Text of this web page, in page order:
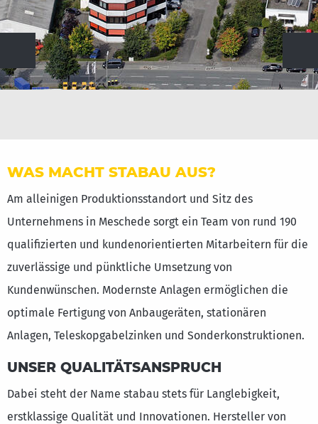
Vorherige Weiter
WAS MACHT STABAU AUS?
Am alleinigen Produktionsstandort und Sitz des
Unternehmens in Meschede sorgt ein Team von rund 190
qualifizierten und kundenorientierten Mitarbeitern für die
zuverlässige und pünktliche Umsetzung von
Kundenwünschen. Modernste Anlagen ermöglichen die
optimale Fertigung von Anbaugeräten, stationären
Anlagen, Teleskopgabelzinken und Sonderkonstruktionen.
UNSER QUALITÄTSANSPRUCH
Dabei steht der Name stabau stets für Langlebigkeit,
erstklassige Qualität und Innovationen. Hersteller von